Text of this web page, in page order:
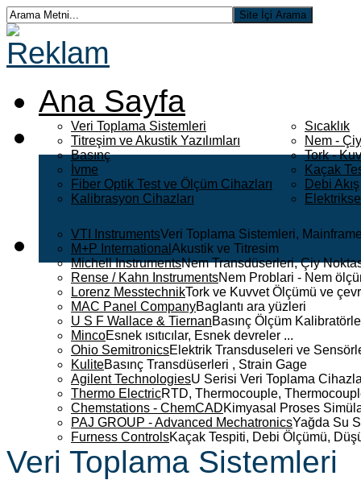
Ana Sayfa
Veri Toplama Sistemleri
Titreşim ve Akustik Yazılımları
Basınç
İvme
Fiber Optik Test ve Ölçüm Cihazları
Kalibrasyon Cihazları
Sıcaklık
Nem -
Tork -
Kaçak
Debi Akış
VTI InstrumentsVeri Toplama Sistemleri,
M+P International Akustik ve Titresim
Michell InstrumentsNem Transdüserleri, Çiy
Rense / Kahn InstrumentsNem Problari - Nem
Lorenz MesstechnikTork ve Kuvvet Ölçümü ve
MAC Panel CompanyBaglantı ara yüzleri
U S F Wallace & TiernanBasınç Ölçüm
MincoEsnek ısıtıcılar, Esnek devreler ...
Ohio SemitronicsElektrik Transduseleri ve
KuliteBasınç Transdüserleri , Strain Gage
Agilent TechnologiesU Serisi Veri Toplama
Thermo ElectricRTD, Thermocouple,
Chemstations - ChemCADKimyasal Proses
PAJ GROUP - Advanced MechatronicsYağda Su
Furness ControlsKaçak Tespiti, Debi Ölçümü,
Veri Toplama Sistemleri